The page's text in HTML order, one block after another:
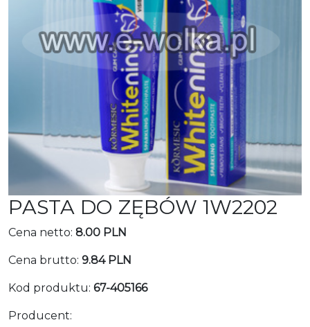
PASTA DO ZĘBÓW 1W2202
Cena netto: 8.00 PLN
Cena brutto: 9.84 PLN
Kod produktu: 67-405166
Producent: